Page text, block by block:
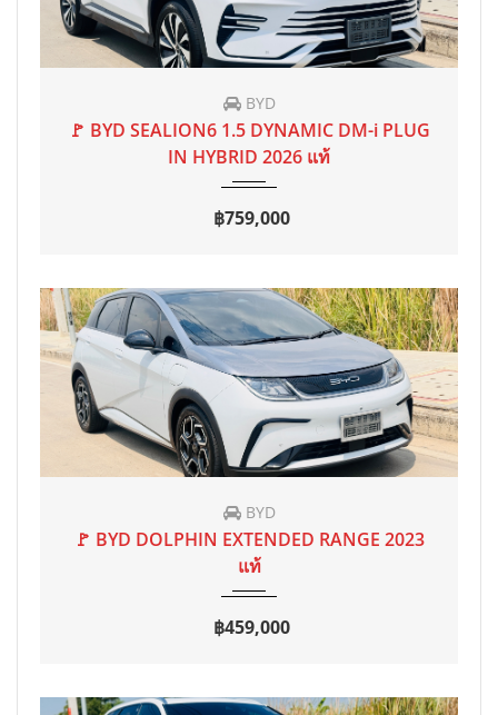
AT
BYD
🚩 BYD SEALION6 1.5 DYNAMIC DM-i PLUG
IN HYBRID 2026 แท้
฿759,000
AT
BYD
🚩 BYD DOLPHIN EXTENDED RANGE 2023
แท้
฿459,000